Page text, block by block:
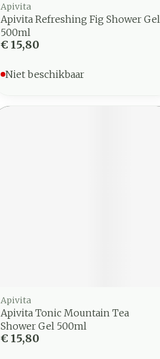
Apivita
Apivita Refreshing Fig Shower Gel
500ml
€ 15,80
Niet beschikbaar
Apivita
Apivita Tonic Mountain Tea
Shower Gel 500ml
€ 15,80